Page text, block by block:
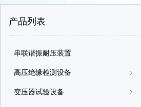
产品列表
串联谐振耐压装置
ꁇ
高压绝缘检测设备
ꁇ
变压器试验设备